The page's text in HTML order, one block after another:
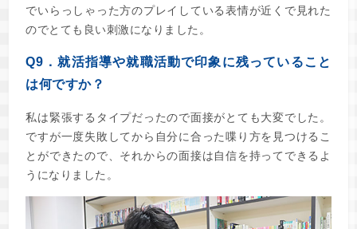
でいらっしゃった方のプレイしている表情が近くで見れた
のでとても良い刺激になりました。
Q9．就活指導や就職活動で印象に残っていること
は何ですか？
私は緊張するタイプだったので面接がとても大変でした。
ですが一度失敗してから自分に合った喋り方を見つけるこ
とができたので、それからの面接は自信を持ってできるよ
うになりました。